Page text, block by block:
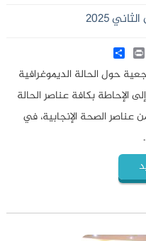
LinkedIn
Print
حول الحالة الديموغرافية
والتي سعت إلى الإحاطة بكافة عناصر الحالة
عناصر الصحة الإنجابية، في